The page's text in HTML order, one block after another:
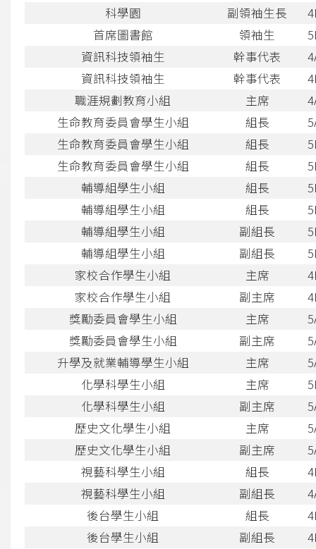
科學園
副領袖生長
首席圖書館
領袖生
資訊科技領袖生
幹事代表
資訊科技領袖生
幹事代表
職涯規劃教育小組
主席
生命教育委員會學生小組
組長
生命教育委員會學生小組
組長
生命教育委員會學生小組
組長
輔導組學生小組
組長
輔導組學生小組
組長
輔導組學生小組
副組長
輔導組學生小組
副組長
家校合作學生小組
主席
家校合作學生小組
副主席
獎勵委員會學生小組
主席
獎勵委員會學生小組
副主席
升學及就業輔導學生小組
主席
化學科學生小組
主席
化學科學生小組
副主席
歷史文化學生小組
主席
歷史文化學生小組
副主席
視藝科學生小組
組長
視藝科學生小組
副組長
後台學生小組
組長
後台學生小組
副組長